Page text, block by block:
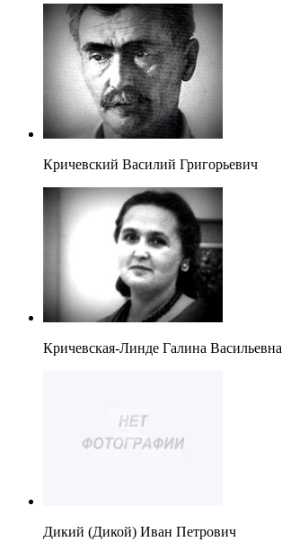
Кричевский Василий Григорьевич
Кричевская-Линде Галина Васильевна
Дикий (Дикой) Иван Петрович